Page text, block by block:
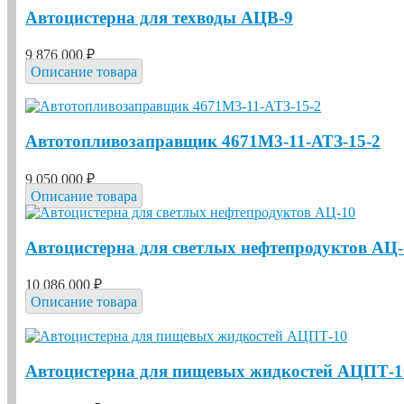
Автоцистерна для техводы АЦВ-9
9 876 000 ₽
Описание товара
Автотопливозаправщик 4671М3-11-АТЗ-15-2
9 050 000 ₽
Описание товара
Автоцистерна для светлых нефтепродуктов
10 086 000 ₽
Описание товара
Автоцистерна для пищевых жидкостей АЦПТ-